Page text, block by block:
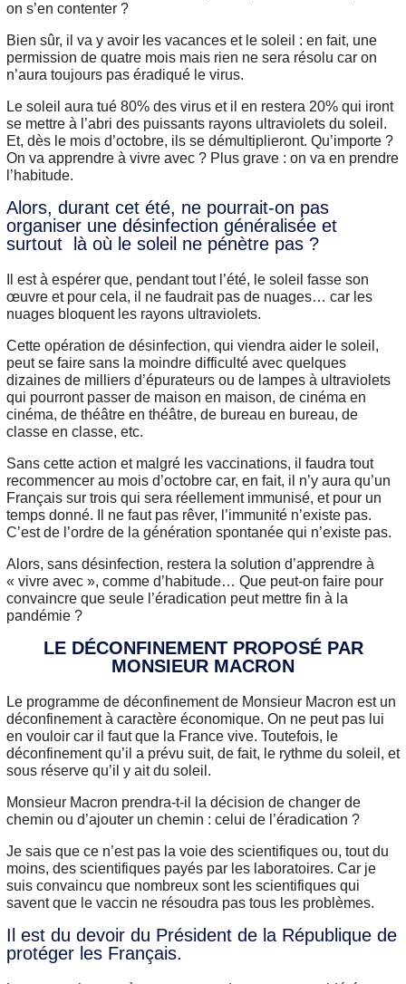
on s’en contenter ?
Bien sûr, il va y avoir les vacances et le soleil : en fait, une
permission de quatre mois mais rien ne sera résolu car on
n’aura toujours pas éradiqué le virus.
Le soleil aura tué 80% des virus et il en restera 20% qui iront
se mettre à l’abri des puissants rayons ultraviolets du soleil.
Et, dès le mois d’octobre, ils se démultiplieront. Qu’importe ?
On va apprendre à vivre avec ? Plus grave : on va en prendre
l’habitude.
Alors, durant cet été, ne pourrait-on pas
organiser une désinfection généralisée et
surtout là où le soleil ne pénètre pas ?
Il est à espérer que, pendant tout l’été, le soleil fasse son
œuvre et pour cela, il ne faudrait pas de nuages… car les
nuages bloquent les rayons ultraviolets.
Cette opération de désinfection, qui viendra aider le soleil,
peut se faire sans la moindre difficulté avec quelques
dizaines de milliers d’épurateurs ou de lampes à ultraviolets
qui pourront passer de maison en maison, de cinéma en
cinéma, de théâtre en théâtre, de bureau en bureau, de
classe en classe, etc.
Sans cette action et malgré les vaccinations, il faudra tout
recommencer au mois d’octobre car, en fait, il n’y aura qu’un
Français sur trois qui sera réellement immunisé, et pour un
temps donné. Il ne faut pas rêver, l’immunité n’existe pas.
C’est de l’ordre de la génération spontanée qui n’existe pas.
Alors, sans désinfection, restera la solution d’apprendre à
« vivre avec », comme d’habitude… Que peut-on faire pour
convaincre que seule l’éradication peut mettre fin à la
pandémie ?
LE DÉCONFINEMENT PROPOSÉ PAR
MONSIEUR MACRON
Le programme de déconfinement de Monsieur Macron est un
déconfinement à caractère économique. On ne peut pas lui
en vouloir car il faut que la France vive. Toutefois, le
déconfinement qu’il a prévu suit, de fait, le rythme du soleil, et
sous réserve qu’il y ait du soleil.
Monsieur Macron prendra-t-il la décision de changer de
chemin ou d’ajouter un chemin : celui de l’éradication ?
Je sais que ce n’est pas la voie des scientifiques ou, tout du
moins, des scientifiques payés par les laboratoires. Car je
suis convaincu que nombreux sont les scientifiques qui
savent que le vaccin ne résoudra pas tous les problèmes.
Il est du devoir du Président de la République de
protéger les Français.